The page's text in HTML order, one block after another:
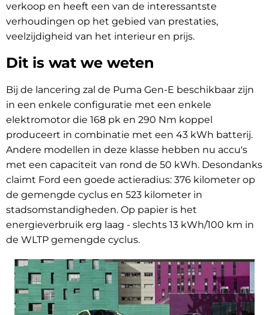
verkoop en heeft een van de interessantste
verhoudingen op het gebied van prestaties,
veelzijdigheid van het interieur en prijs.
Dit is wat we weten
Bij de lancering zal de Puma Gen-E beschikbaar zijn
in een enkele configuratie met een enkele
elektromotor die 168 pk en 290 Nm koppel
produceert in combinatie met een 43 kWh batterij.
Andere modellen in deze klasse hebben nu accu's
met een capaciteit van rond de 50 kWh. Desondanks
claimt Ford een goede actieradius: 376 kilometer op
de gemengde cyclus en 523 kilometer in
stadsomstandigheden. Op papier is het
energieverbruik erg laag - slechts 13 kWh/100 km in
de WLTP gemengde cyclus.